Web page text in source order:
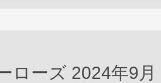
ローズ 2024年9月